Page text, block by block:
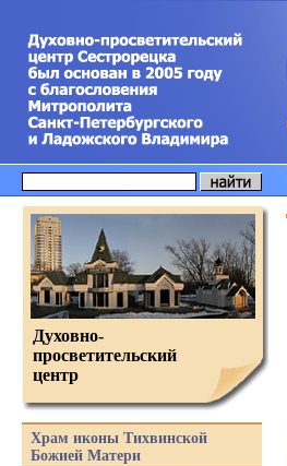
Духовно-
просветительский
центр
Храм иконы Тихвинской
Божией Матери